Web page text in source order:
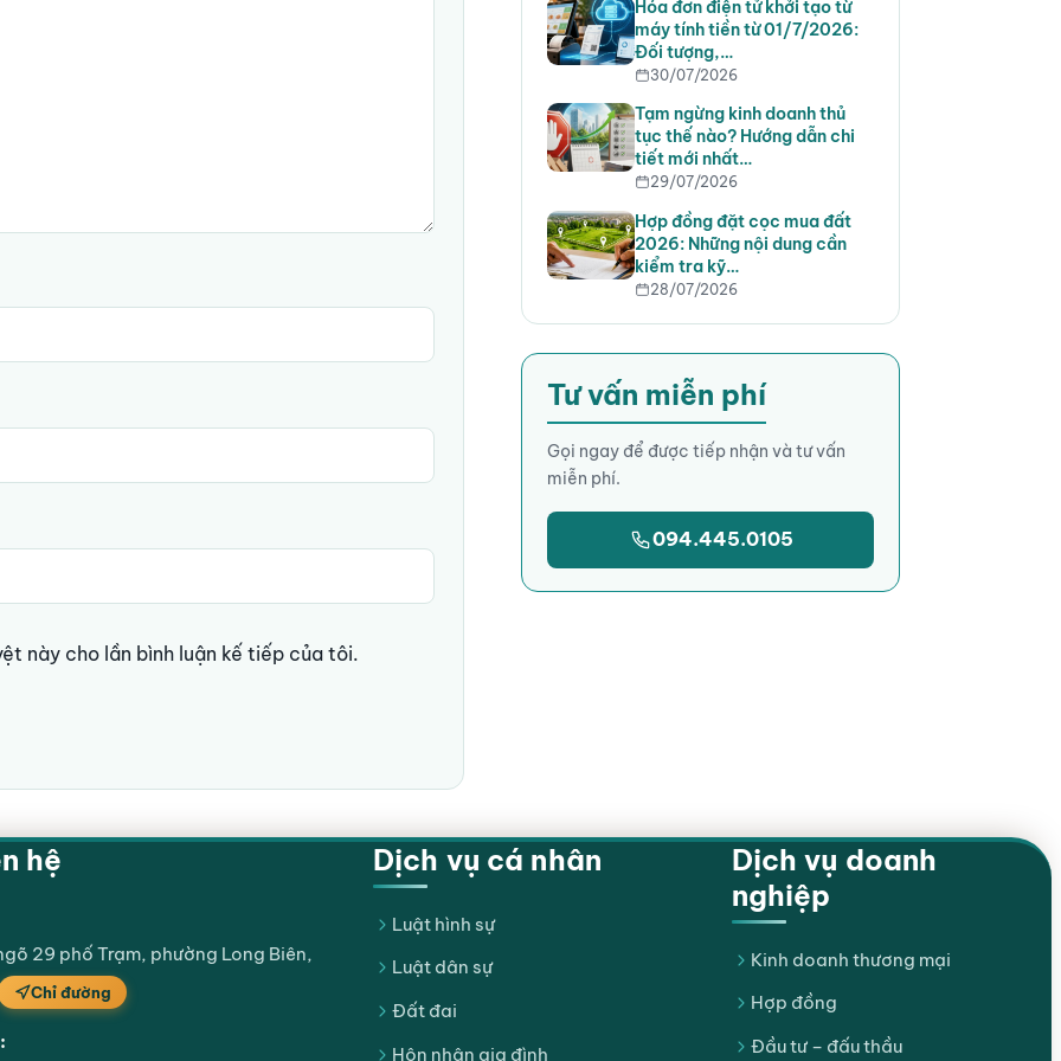
này cho lần bình luận kế tiếp của tôi.
Hóa đơn điện tử khởi tạo từ
máy tính tiền từ 01/7/2026:
Đối tượng,…
30/07/2026
Tạm ngừng kinh doanh thủ
tục thế nào? Hướng dẫn chi
tiết mới nhất…
29/07/2026
Hợp đồng đặt cọc mua đất
2026: Những nội dung cần
kiểm tra kỹ…
28/07/2026
Tư vấn miễn phí
Gọi ngay để được tiếp nhận và tư vấn
miễn phí.
094.445.0105
Dịch vụ cá nhân
Luật hình sự
Luật dân sự
Đất đai
Hôn nhân gia đình
Dịch vụ doanh
nghiệp
Kinh doanh thương mại
Hợp đồng
Đầu tư – đấu thầu
hệ
29 phố Trạm, phường Long Biên,
Chỉ đường